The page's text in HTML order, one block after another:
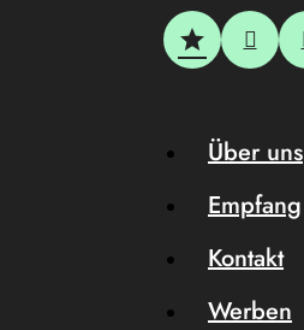
Über uns
Empfang
Kontakt
Werben